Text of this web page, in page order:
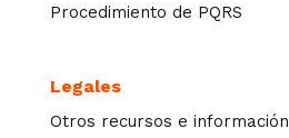
Procedimiento de PQRS
Legales
Otros recursos e información